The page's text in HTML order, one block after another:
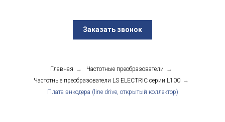
Заказать звонок
Главная → Частотные преобразователи →
Частотные преобразователи LS ELECTRIC серии L100 →
Плата энкодера (line drive, открытый коллектор)